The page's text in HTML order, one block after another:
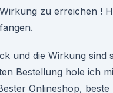
zu erreichen !
und die Wirkung sind
Bestellung hole ich
Onlineshop,